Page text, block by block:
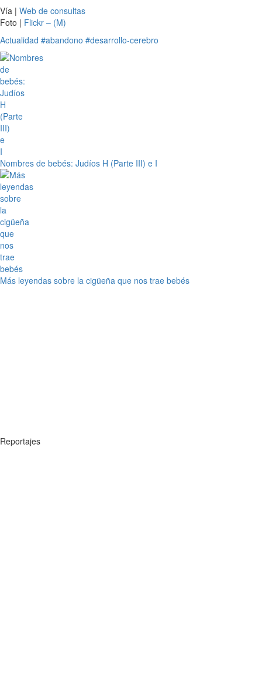
Vía | Web de consultas
Foto | Flickr – (M)
Actualidad #abandono #desarrollo-cerebro
Nombres de bebés: Judíos H (Parte III) e I
Más leyendas sobre la cigüeña que nos trae bebés
Reportajes